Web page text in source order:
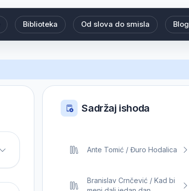
Biblioteka Od slova do smisla Blog
Sadržaj ishoda
Ante Tomić / Đuro Hodalica
Branislav Crnčević / Kad bi